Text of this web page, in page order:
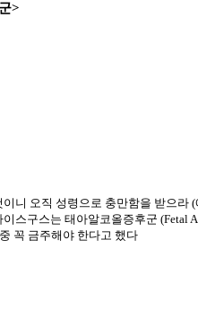
>
니 오직 성령으로 충만함을 받으라
구스는 태아알코올증후군 (Fetal
꼭 금주해야 한다고 했다